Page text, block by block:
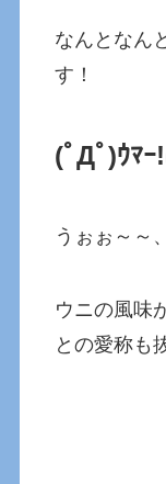
なんとなん
す！
(ﾟДﾟ)ｳﾏｰ!
うぉぉ～～
ウニの風味
との愛称も